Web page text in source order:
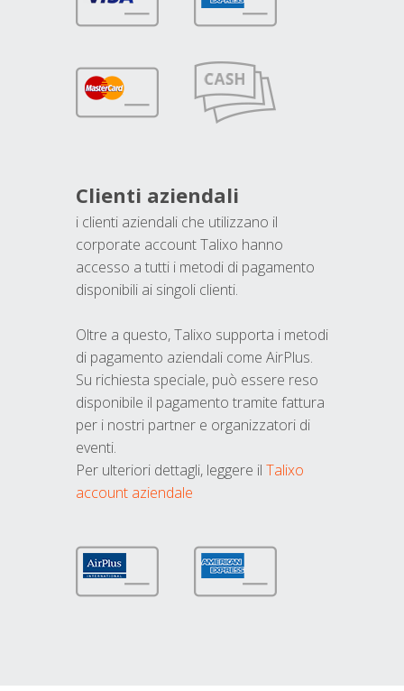
Clienti aziendali
i clienti aziendali che utilizzano il
corporate account Talixo hanno
accesso a tutti i metodi di pagamento
disponibili ai singoli clienti.
Oltre a questo, Talixo supporta i metodi
di pagamento aziendali come AirPlus.
Su richiesta speciale, può essere reso
disponibile il pagamento tramite fattura
per i nostri partner e organizzatori di
eventi.
Per ulteriori dettagli, leggere il Talixo
account aziendale